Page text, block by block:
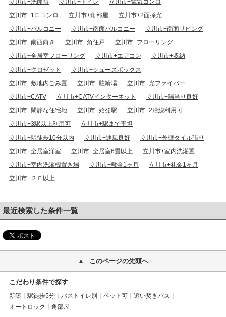
立川市+洗面台 立川市+トイレ
立川市+電気コンロ
立川市+1口コンロ
立川市+角部屋
立川市+2面採光
立川市+バルコニー
立川市+南面バルコニー
立川市+南面リビング
立川市+南西向き
立川市+角住戸
立川市+フローリング
立川市+全居室フローリング
立川市+エアコン
立川市+収納
立川市+クロゼット
立川市+シューズボックス
立川市+敷地内ごみ置
立川市+駐輪場
立川市+光ファイバー
立川市+CATV
立川市+CATVインターネット
立川市+陽当り良好
立川市+閑静な住宅地
立川市+始発駅
立川市+2沿線利用可
立川市+3駅以上利用可
立川市+駅まで平坦
立川市+駅徒歩10分以内
立川市+通風良好
立川市+外壁タイル張り
立川市+全居室洋室
立川市+全居室6畳以上
立川市+室内洗濯置
立川市+室内洗濯機置き場
立川市+敷金1ヶ月
立川市+礼金1ヶ月
立川市+２Ｆ以上
最近検索した条件一覧
このページの先頭へ
こだわり条件で探す
新築 駅徒歩5分 バストイレ別 ペット可
追い焚きバス
オートロック
角部屋